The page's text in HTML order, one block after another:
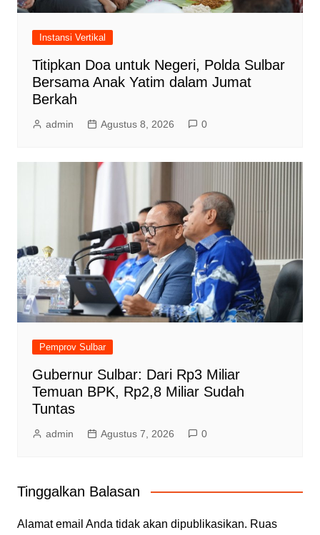
Instansi Vertikal
Titipkan Doa untuk Negeri, Polda Sulbar
Bersama Anak Yatim dalam Jumat
Berkah
admin Agustus 8, 2026 0
Pemprov Sulbar
Gubernur Sulbar: Dari Rp3 Miliar
Temuan BPK, Rp2,8 Miliar Sudah
Tuntas
admin Agustus 7, 2026 0
Tinggalkan Balasan
Alamat email Anda tidak akan dipublikasikan. Ruas